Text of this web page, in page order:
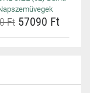
Ft57090 Ft